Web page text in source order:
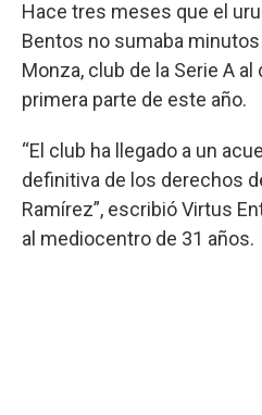
Hace tres meses que el
Bentos no sumaba
Monza, club de la Serie A al
primera parte de este año.
“El club ha llegado a un
definitiva de los derechos
Ramírez”, escribió Virtus
al mediocentro de 31 años.